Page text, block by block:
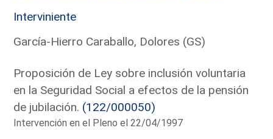
Interviniente
García-Hierro Caraballo, Dolores (GS)
Proposición de Ley sobre inclusión voluntaria
en la Seguridad Social a efectos de la pensión
de jubilación. (122/000050)
Intervención en el Pleno el 22/04/1997